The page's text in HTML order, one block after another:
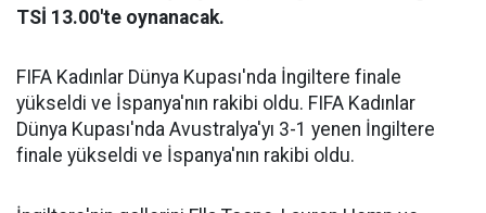
TSİ 13.00'te oynanacak.
FIFA Kadınlar Dünya Kupası'nda İngiltere finale
yükseldi ve İspanya'nın rakibi oldu. FIFA Kadınlar
Dünya Kupası'nda Avustralya'yı 3-1 yenen İngiltere
finale yükseldi ve İspanya'nın rakibi oldu.